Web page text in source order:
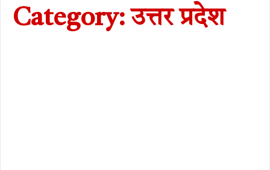
Category: उत्तर प्रदेश